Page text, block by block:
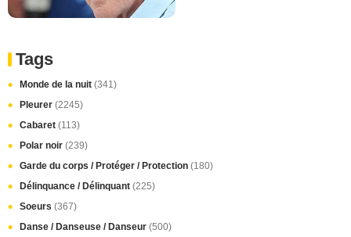
Tags
Monde de la nuit (341)
Pleurer (2245)
Cabaret (113)
Polar noir (239)
Garde du corps / Protéger / Protection (180)
Délinquance / Délinquant (225)
Soeurs (367)
Danse / Danseuse / Danseur (500)